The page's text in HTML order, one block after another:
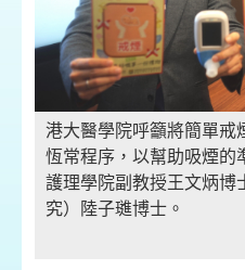
港大醫學院呼籲將簡單戒
恆常程序，以幫助吸煙的
護理學院副教授王文炳博
究）陸子璡博士。